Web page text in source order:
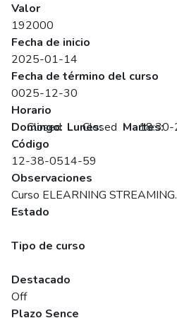
Valor
192000
Fecha de inicio
2025-01-14
Fecha de término del curso
0025-12-30
Horario
Domingo:
Closed Lunes:
Closed Martes:
18:30-
Código
12-38-0514-59
Observaciones
Curso ELEARNING
Estado
Tipo de curso
Destacado
Off
Plazo Sence